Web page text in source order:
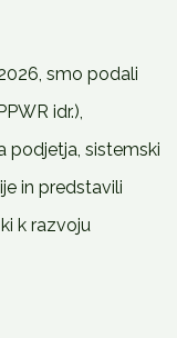
smo podali
idr.),
podjetja, sistemski
in predstavili
k razvoju